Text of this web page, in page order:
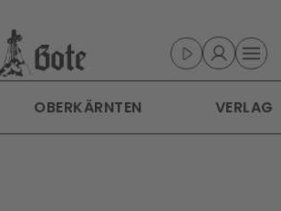
OBERKÄRNTEN VERLAG